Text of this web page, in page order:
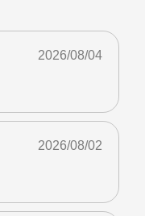
2026/08/04
2026/08/02